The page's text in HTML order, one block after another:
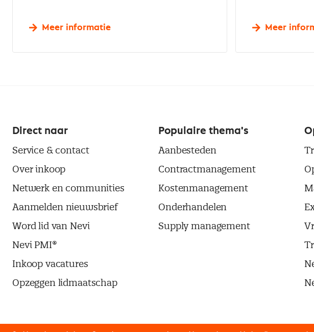
Meer informatie Meer
Direct naar
Service & contact
Over inkoop
Netwerk en communities
Aanmelden nieuwsbrief
Word lid van Nevi
Nevi PMI®
Inkoop vacatures
Opzeggen lidmaatschap
Populaire thema's
Aanbesteden
Contractmanagement
Kostenmanagement
Onderhandelen
Supply management